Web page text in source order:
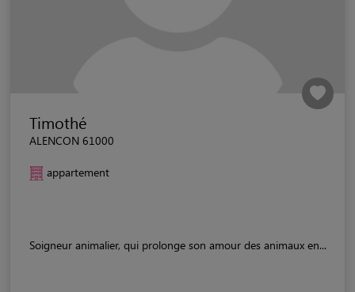
Timothé
ALENCON 61000
appartement
Soigneur animalier, qui prolonge son amour des animaux en...